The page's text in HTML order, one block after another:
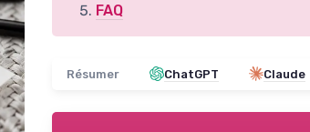
FAQ
Résumer ChatGPT Claude